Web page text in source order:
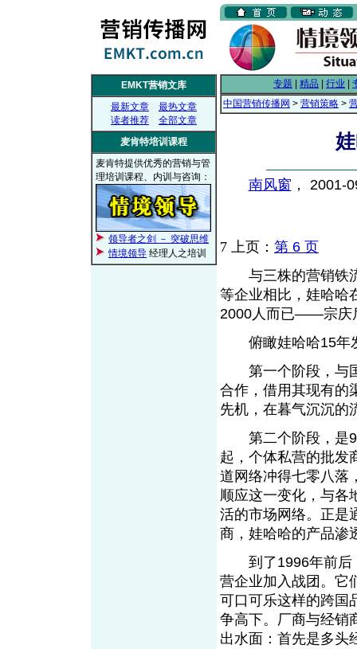
EMKT营销文库
最新文章
最热文章
读者推荐
全部文章
麦肯特培训课程
麦肯特提供优秀的营销与管
理培训课程、内训与咨询：
领导者之剑 － 突破思维
情境领导 经理人之培训
专题 精品 行业
中国营销传播网 > 营销策略 >
南风窗 ， 2001-
7 上页： 第 6 页
与三株的营销铁流
等企业相比，娃哈哈
2000人而已——宗庆
俯瞰娃哈哈15年发
第一个阶段，与国
合作，借用其现有的
先机，在暮气沉沉的
第二个阶段，是90
起，个体私营的批发
道网络冲得七零八落
顺应这一变化，与各
活的市场网络。正是
商，娃哈哈的产品渗
到了1996年前后，
营企业加入战团。它
可口可乐这样的跨国
争高下。厂商与经销
出水面：首先是多头